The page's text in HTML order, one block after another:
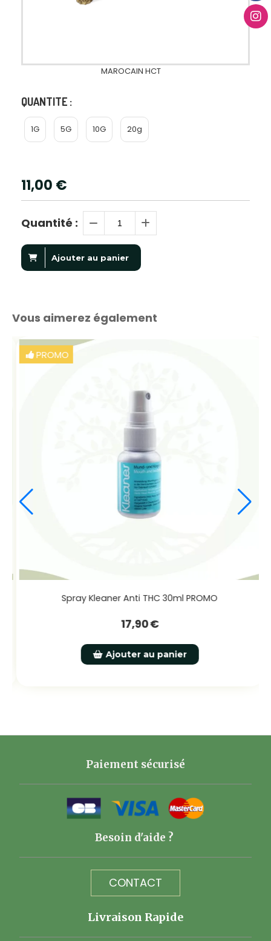
MAROCAIN HCT
QUANTITE :
1G 5G 10G 20g
11,00 €
Quantité :
Ajouter au panier
Vous aimerez également
Spray Kleaner Anti THC 30ml
Ajouter au panier
Paiement sécurisé
Besoin d'aide ?
CONTACT
Livraison Rapide